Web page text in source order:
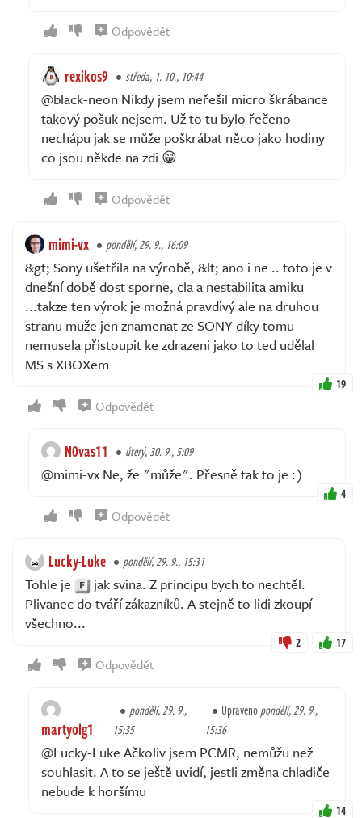
Odpovědět
rexikos9 středa, 1. 10., 10:44
@black-neon Nikdy jsem neřešil micro škrábance
takový pošuk nejsem. Už to tu bylo řečeno
nechápu jak se může poškrábat něco jako hodiny
co jsou někde na zdi 😁
Odpovědět
mimi-vx pondělí, 29. 9., 16:09
&gt; Sony ušetřila na výrobě, &lt; ano i ne .. toto je v
dnešní době dost sporne, cla a nestabilita amiku
...takze ten výrok je možná pravdivý ale na druhou
stranu muže jen znamenat ze SONY díky tomu
nemusela přistoupit ke zdrazeni jako to ted udělal
MS s XBOXem
19
Odpovědět
N0vas11 úterý, 30. 9., 5:09
@mimi-vx Ne, že "může". Přesně tak to je :)
4
Odpovědět
Lucky-Luke pondělí, 29. 9., 15:31
Tohle je
jak svina. Z principu bych to nechtěl.
Plivanec do tváří zákazníků. A stejně to lidi zkoupí
všechno...
2 17
Odpovědět
martyolg1
pondělí, 29. 9.,
15:35
Upravenopondělí, 29. 9.,
15:36
@Lucky-Luke Ačkoliv jsem PCMR, nemůžu než
souhlasit. A to se ještě uvidí, jestli změna chladiče
nebude k horšímu
14